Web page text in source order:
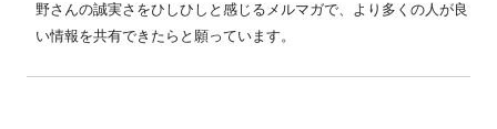
野さんの誠実さをひしひしと感じるメルマガで、より多くの人が良
い情報を共有できたらと願っています。